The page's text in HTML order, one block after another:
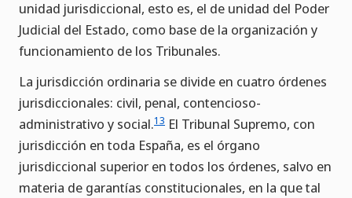
unidad jurisdiccional, esto es, el de unidad del Poder
Judicial del Estado, como base de la organización y
funcionamiento de los Tribunales.
La jurisdicción ordinaria se divide en cuatro órdenes
jurisdiccionales: civil, penal, contencioso-
administrativo y social.13 El Tribunal Supremo, con
jurisdicción en toda España, es el órgano
jurisdiccional superior en todos los órdenes, salvo en
materia de garantías constitucionales, en la que tal